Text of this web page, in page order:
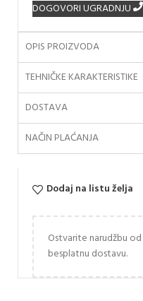
DOGOVORI UGRADNJU
OPIS PROIZVODA
TEHNIČKE KARAKTERISTIKE
DOSTAVA
NAČIN PLAĆANJA
Dodaj na listu želja
Ostvarite narudžbu od
besplatnu dostavu.